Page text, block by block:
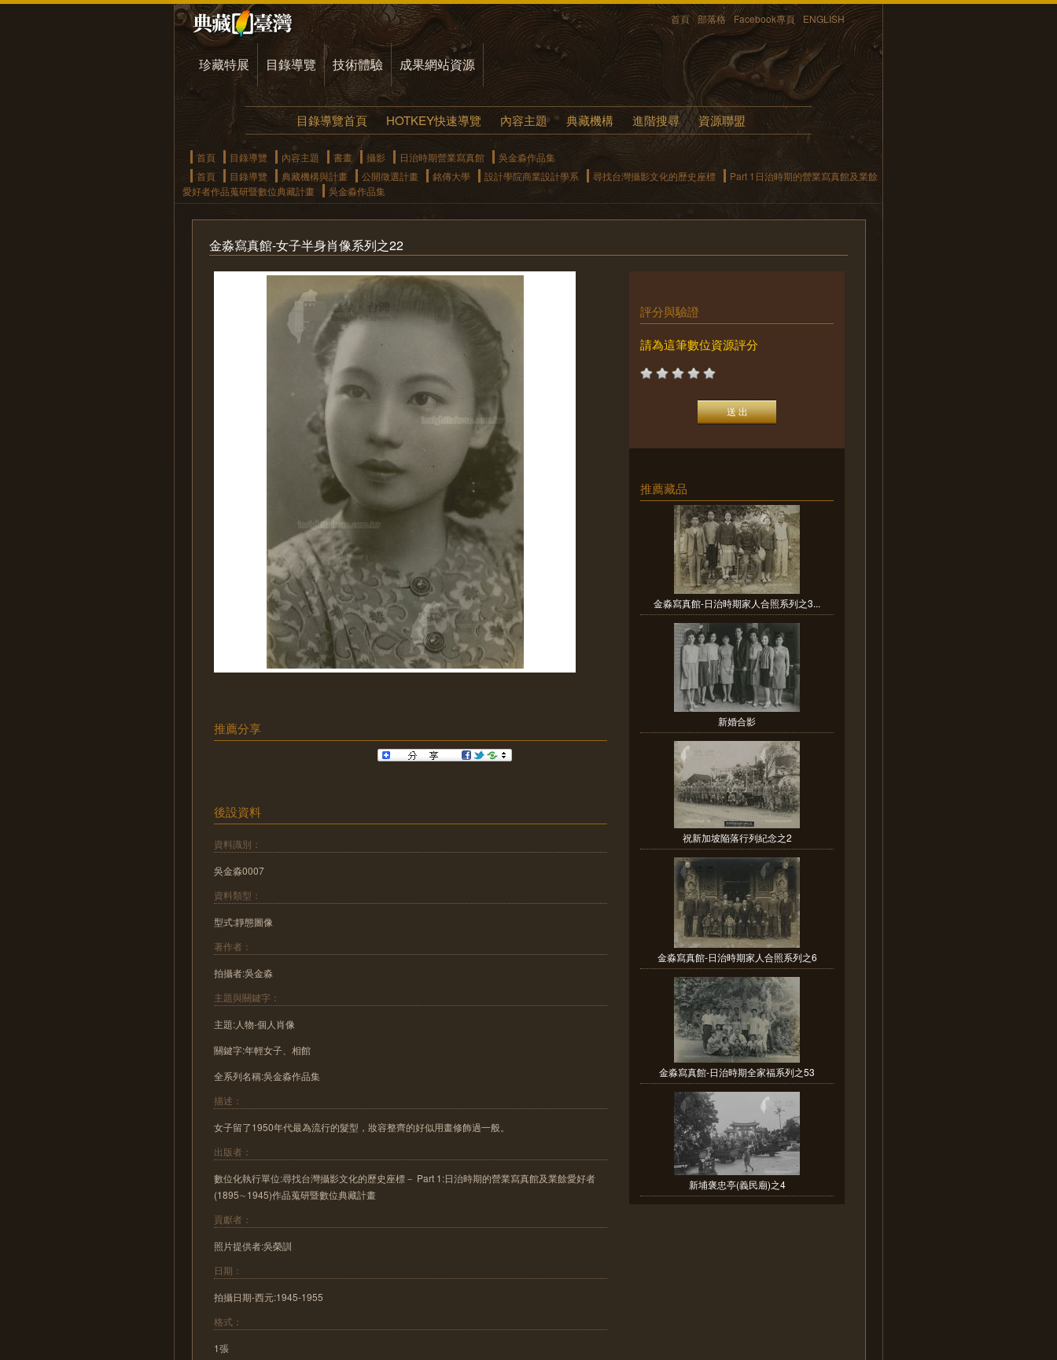
首頁 部落格 Facebook專頁 ENGLISH
珍藏特展 目錄導覽 技術體驗 成果網站資源
目錄導覽首頁 HOTKEY快速導覽 內容主題 典藏機構 進階搜尋 資源聯盟
首頁 目錄導覽 內容主題 書畫 攝影 日治時期營業寫真館
吳金淼作品集
首頁
目錄導覽 典藏機構與計畫 公開徵選計畫 銘傳大學 設計學院商業設計學系 尋找台灣攝影文化的歷史座標
Part 1日治時期的營業寫真館及業餘
愛好者作品蒐研暨數位典藏計畫
吳金淼作品集
金淼寫真館-女子半身肖像系列之22
推薦分享
後設資料
資料識別：
吳金淼0007
資料類型：
型式:靜態圖像
著作者：
拍攝者:吳金淼
主題與關鍵字：
主題:人物-個人肖像
關鍵字:年輕女子、相館
全系列名稱:吳金淼作品集
描述：
女子留了1950年代最為流行的髮型，妝容整齊的好似用畫修飾過一般。
出版者：
數位化執行單位:尋找台灣攝影文化的歷史座標－ Part 1:日治時期的營業寫真館及業餘愛好者
(1895∼1945)作品蒐研暨數位典藏計畫
貢獻者：
照片提供者:吳榮訓
日期：
拍攝日期-西元:1945-1955
格式：
1張
評分與驗證
請為這筆數位資源評分
推薦藏品
金淼寫真館-日治時期家人合照系列之3...
新婚合影
祝新加坡陥落行列紀念之2
金淼寫真館-日治時期家人合照系列之6
金淼寫真館-日治時期全家福系列之53
新埔褒忠亭(義民廟)之4